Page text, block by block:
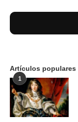
Artículos populares
1